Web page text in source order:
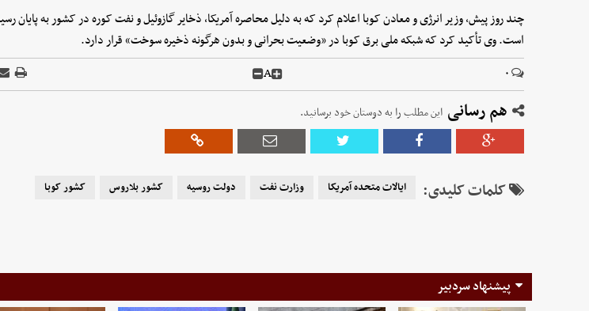
چند روز پیش، وزیر انرژی و معادن کوبا اعلام کرد که به دلیل محاصره آمریکا، ذخایر گازوئیل و نفت کوره در کشور به پایان
است. وی تأکید کرد که شبکه ملی برق کوبا در «وضعیت بحرانی و بدون هرگونه ذخیره سوخت» قرار دارد.
۰ A
هم رسانی این مطلب را به دوستان خود برسانید.
کلمات کلیدی: ایالات متحده آمریکا وزارت نفت دولت روسیه کشور بلاروس کشور کوبا
پیشنهاد سردبیر